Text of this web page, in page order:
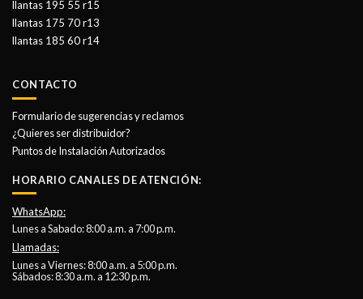
llantas 195 55 r15
llantas 175 70 r13
llantas 185 60 r14
CONTACTO
Formulario de sugerencias y reclamos
¿Quieres ser distribuidor?
Puntos de Instalación Autorizados
HORARIO CANALES DE ATENCIÓN:
WhatsApp:
Lunes a Sabado: 8:00 a.m. a 7:00 p.m.
Llamadas:
Lunes a Viernes: 8:00 a.m. a 5:00 p.m.
Sábados: 8:30 a.m. a 12:30 p.m.